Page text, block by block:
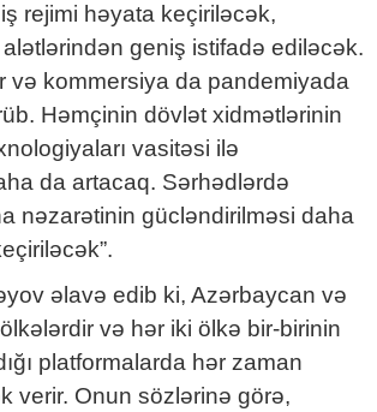
rejimi həyata keçiriləcək,
geniş istifadə ediləcək.
və kommersiya da pandemiyada
Həmçinin dövlət xidmətlərinin
vasitəsi ilə
da artacaq. Sərhədlərdə
nəzarətinin gücləndirilməsi daha
əlavə edib ki, Azərbaycan və
və hər iki ölkə bir-birinin
platformalarda hər zaman
verir. Onun sözlərinə görə,